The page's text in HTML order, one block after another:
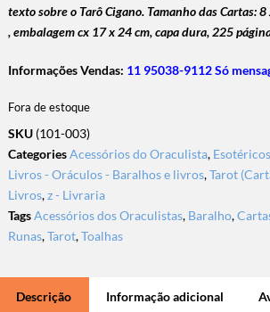
texto sobre o Tarô Cigano. Tamanho das Cartas:
, embalagem cx 17 x 24 cm, capa dura, 225
Informações Vendas: 11 95038-9112 Só
Fora de estoque
SKU (101-003)
CategoriesAcessórios do Oraculista, Esotéricos
Livros - Oráculos - Baralhos e livros,Tarot
Livros,z - Livraria
TagsAcessórios dos Oraculistas, Baralho,
Runas,Tarot,Toalhas
Descrição Informação adicional